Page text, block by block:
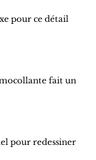
pour ce détail
fait un
pour redessiner